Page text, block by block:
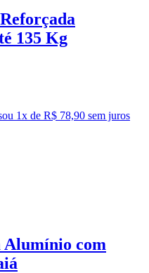
135 Kg
ou 1x de R$ 78,90 sem juros
Alumínio com